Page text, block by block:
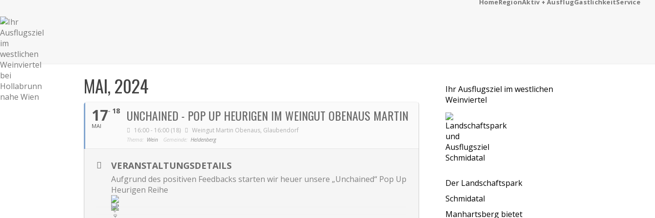
Home RegionAktiv + AusflugGastlichkeitService
MAI, 2024
17
MAI
18 UNCHAINED - POP UP HEURIGEN IM WEINGUT OBENAUS MARTIN
16:00 - 16:00 (18) Weingut Martin Obenaus, Glaubendorf
Thema: Wein Gemeinde: Heldenberg
VERANSTALTUNGSDETAILS
Aufgrund des positiven Feedbacks starten wir heuer unsere „Unchained“ Pop Up
Heurigen Reihe
Ihr Ausflugsziel im westlichen
Weinviertel
Der Landschaftspark
Schmidatal
Manhartsberg bietet